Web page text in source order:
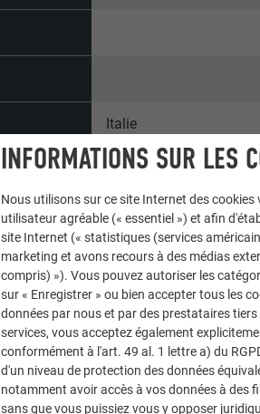
Italie
Maison individuelle à
Maisons individuelles
© PREFA | Werner Jäger
INFORMATIONS SUR LES
Nous utilisons sur ce site Internet des
utilisateur agréable (« essentiel ») et afin
site Internet (« statistiques (services
marketing et avons recours à des médias
compris) »). Vous pouvez autoriser les
sur « Enregistrer » ou bien accepter tous les
données par nous et par des prestataires
services, vous acceptez également
conformément à l'art. 49 al. 1 lettre a) du
d'un niveau de protection des données
notamment avoir accès à vos données à des
sans que vous puissiez vous y opposer